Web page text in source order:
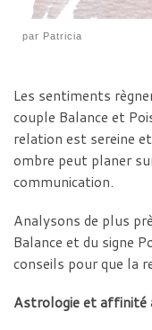
par Patricia
Les sentiments
couple Balance et
relation est sereine
ombre peut planer
communication.
Analysons de plus
Balance et du signe
conseils pour que la
Astrologie et affinité